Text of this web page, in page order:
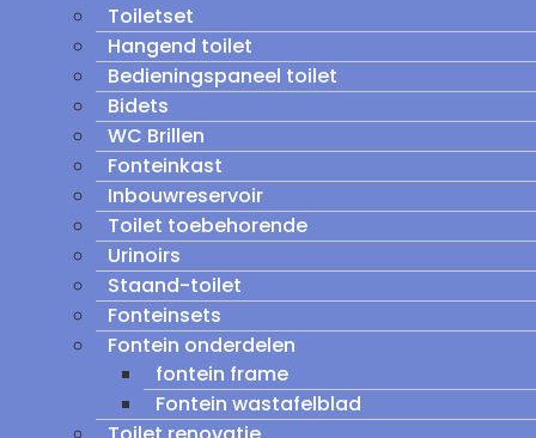
Toiletset
Hangend toilet
Bedieningspaneel toilet
Bidets
WC Brillen
Fonteinkast
Inbouwreservoir
Toilet toebehorende
Urinoirs
Staand-toilet
Fonteinsets
Fontein onderdelen
fontein frame
Fontein wastafelblad